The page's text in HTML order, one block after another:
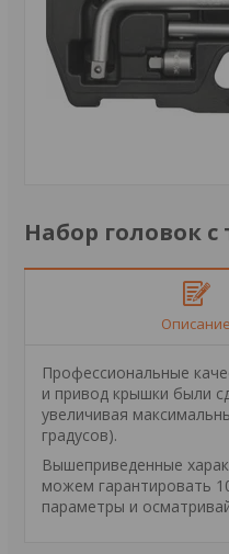
Набор головок с
Описание
Профессиональные
и привод крышки были
увеличивая
градусов).
Вышеприведенные
можем гарантировать
параметры и